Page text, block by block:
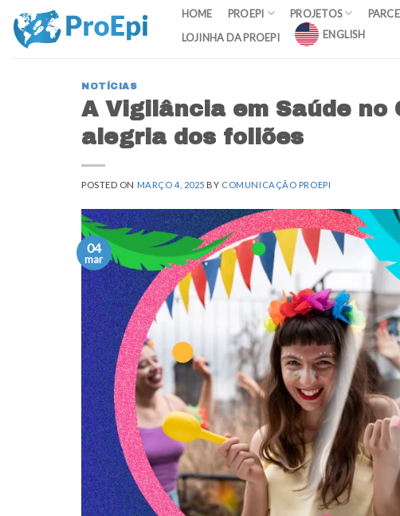
content
HOME PROEPI PROJETOS
LOJINHA DA PROEPI
ENGLISH
NOTÍCIAS
A Vigilância em Saúde
alegria dos foliões
POSTED ON MARÇO 4, 2025 BY COMUNICAÇÃO PROEPI
04
mar